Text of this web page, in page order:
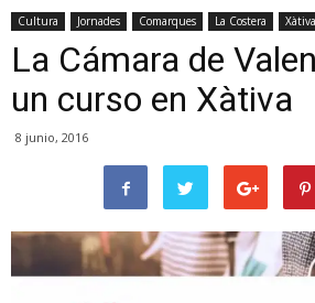
Cultura Jornades Comarques La Costera Xàtiva
La Cámara de
un curso en Xàtiva
8 junio, 2016